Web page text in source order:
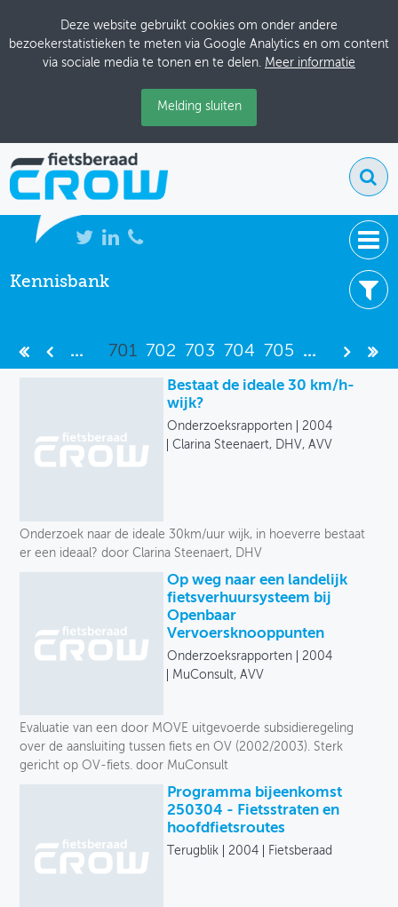
Deze website gebruikt cookies om onder andere
bezoekerstatistieken te meten via Google Analytics en om content
via sociale media te tonen en te delen. Meer informatie
Melding sluiten
NIEUWS
KENNISBANK
OVER FIETSBERAAD
THEMASITES
GEBRUIKER
Kennisbank
Uitgever
... 701 702 703 704 705 ...
Bestaat de ideale 30 km/h-
wijk?
Onderzoeksrapporten
2004
Clarina Steenaert, DHV, AVV
Onderzoek naar de ideale 30km/uur wijk, in hoeverre bestaat
er een ideaal? door Clarina Steenaert, DHV
Op weg naar een landelijk
fietsverhuursysteem bij
Openbaar
Vervoersknooppunten
Onderzoeksrapporten
2004
MuConsult, AVV
Evaluatie van een door MOVE uitgevoerde subsidieregeling
over de aansluiting tussen fiets en OV (2002/2003). Sterk
gericht op OV-fiets. door MuConsult
Programma bijeenkomst
250304 - Fietsstraten en
hoofdfietsroutes
Terugblik 2004 Fietsberaad